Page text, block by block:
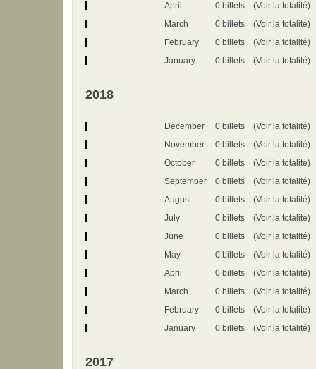
April
0 billets
(Voir la totalité)
March
0 billets
(Voir la totalité)
February
0 billets
(Voir la totalité)
January
0 billets (Voir la totalité)
2018
December 0 billets
(Voir la totalité)
November
0 billets
(Voir la totalité)
October
0 billets
(Voir la totalité)
September
0 billets
(Voir la totalité)
August
0 billets
(Voir la totalité)
July
0 billets
(Voir la totalité)
June
0 billets
(Voir la totalité)
May
0 billets
(Voir la totalité)
April
0 billets
(Voir la totalité)
March
0 billets
(Voir la totalité)
February
0 billets
(Voir la totalité)
January
0 billets (Voir la totalité)
2017